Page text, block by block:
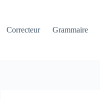
Correcteur Grammaire